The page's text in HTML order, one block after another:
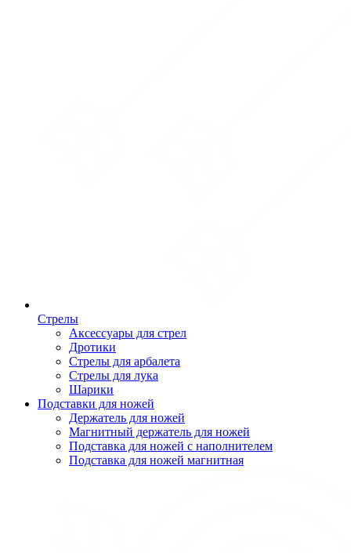
Стрелы
Аксессуары для стрел
Дротики
Стрелы для арбалета
Стрелы для лука
Шарики
Подставки для ножей
Держатель для ножей
Магнитный держатель для ножей
Подставка для ножей с наполнителем
Подставка для ножей магнитная